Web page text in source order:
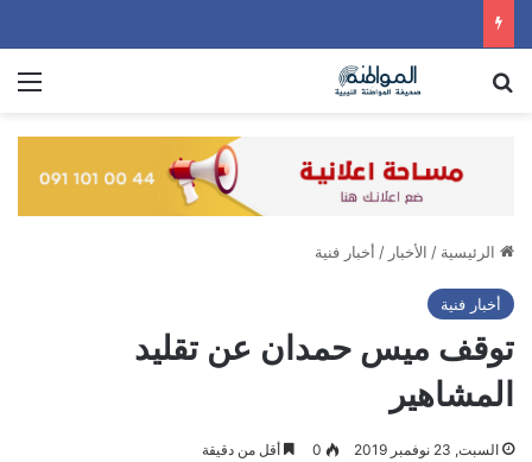
الرئيسية / الأخبار / أخبار فنية
أخبار فنية
توقف ميس حمدان عن تقليد
المشاهير
السبت, 23 نوفمبر 2019 0 أقل من دقيقة